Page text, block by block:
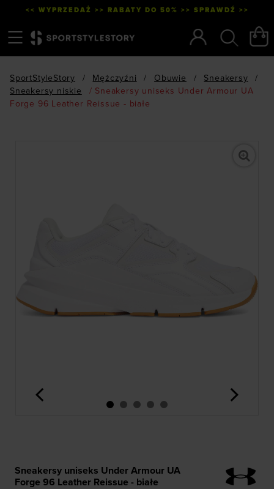
<< WYPRZEDAŻ >> RABATY DO 50% >> SPRAWDŹ >>
SportStyleStory / Mężczyźni / Obuwie / Sneakersy
/
Sneakersy niskie
/ Sneakersy uniseks Under Armour UA
Forge 96 Leather Reissue - białe
<
Sneakersy uniseks Under Armour UA
Forge 96 Leather Reissue - białe